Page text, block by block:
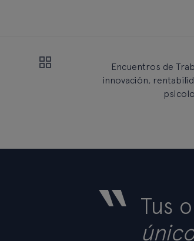
Encuentros de
innovación,
Tus